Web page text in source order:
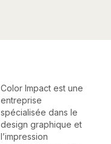
Color Impact est une
entreprise
spécialisée dans le
design graphique et
l’impression